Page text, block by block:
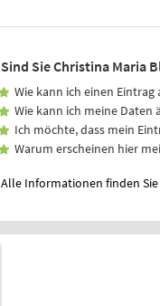
Sind Sie Christina Maria
Wie kann ich einen
Wie kann ich meine Daten
Ich möchte, dass mein
Warum erscheinen hier
Alle Informationen finden